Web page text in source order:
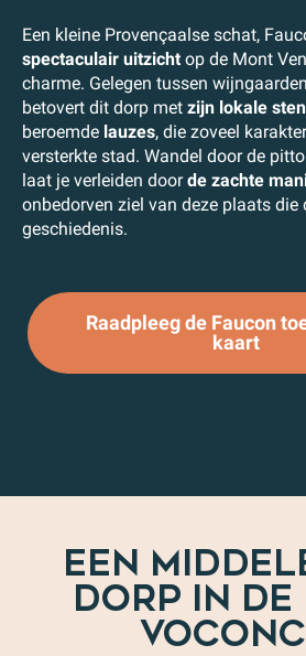
Een kleine Provençaalse schat,
spectaculair uitzicht op de Mont
charme. Gelegen tussen
betovert dit dorp met zijn lokale
beroemde lauzes, die zoveel
versterkte stad. Wandel door de
laat je verleiden doorde zachte
onbedorven ziel van deze plaats die
geschiedenis.
Raadpleeg de Faucon
kaart
EEN
DORP IN DE